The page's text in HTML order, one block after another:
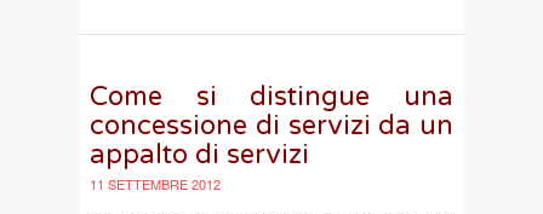
Come si distingue una
concessione di servizi da un
appalto di servizi
11 SETTEMBRE 2012